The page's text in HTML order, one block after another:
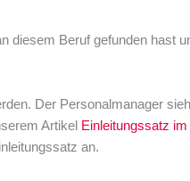
diesem Beruf gefunden hast
Der Personalmanager
Artikel Einleitungssatz
an.